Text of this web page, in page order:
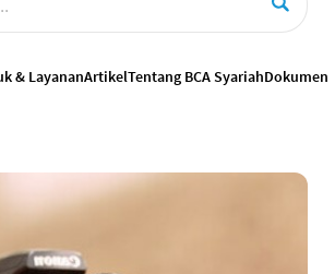
& LayananArtikelTentang BCA SyariahDokumen